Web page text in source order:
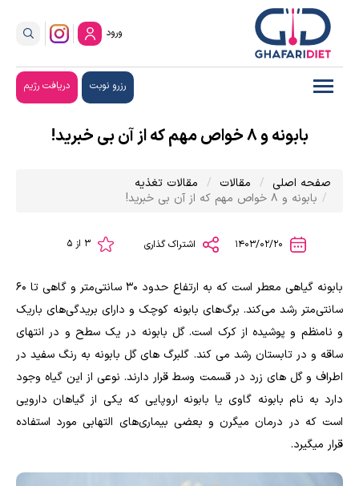
ورود
رزرو نوبت دریافت رژیم
بابونه و 8 خواص مهم که از آن بی خبرید!
صفحه اصلی مقالات
مقالات تغذیه
بابونه و 8 خواص مهم که از آن بی خبرید!
اشتراک گذاری
بابونه گیاهى معطر است که به ارتفاع حدود ۳۰ سانتى‌متر و گاهی تا ۶۰
سانتی‌متر رشد می‌کند. برگ‌های بابونه کوچک و دارای بریدگی‌های باریک
و نامنظم و پوشیده از کرک است. گل بابونه در یک سطح و در انتهای
ساقه و در تابستان رشد می کند. گلبرگ های گل بابونه به رنگ سفید در
اطراف و گل های زرد در قسمت وسط قرار دارند. نوعی از این گیاه وجود
دارد به نام بابونه گاوی یا بابونه اروپایی که یکی از گیاهان دارویی
است که در درمان میگرن و بعضی بیماری‌های التهابی مورد استفاده
قرار میگیرد.